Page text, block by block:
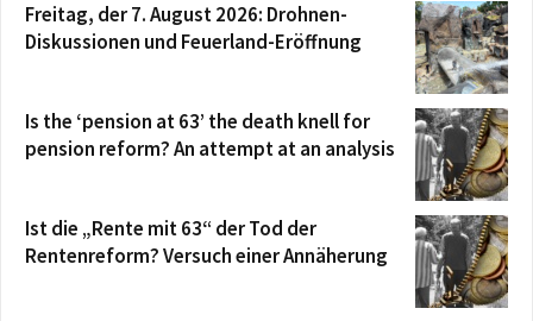
Freitag, der 7. August 2026: Drohnen-
Diskussionen und Feuerland-Eröffnung
Is the ‘pension at 63’ the death knell for
pension reform? An attempt at an analysis
Ist die „Rente mit 63“ der Tod der
Rentenreform? Versuch einer Annäherung